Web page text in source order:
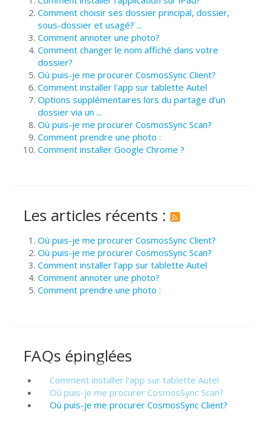
Comment choisir ses dossier principal, dossier,
sous-dossier et usagé? ...
Comment annoter une photo?
Comment changer le nom affiché dans votre
dossier?
Où puis-je me procurer CosmosSync Client?
Comment installer l'app sur tablette Autel
Options supplémentaires lors du partage d’un
dossier via un ...
Où puis-je me procurer CosmosSync Scan?
Comment prendre une photo :
Comment installer Google Chrome ?
Les articles récents :
Où puis-je me procurer CosmosSync Client?
Où puis-je me procurer CosmosSync Scan?
Comment installer l'app sur tablette Autel
Comment annoter une photo?
Comment prendre une photo :
FAQs épinglées
Comment installer l'app sur tablette Autel
Où puis-je me procurer CosmosSync Scan?
Où puis-je me procurer CosmosSync Client?